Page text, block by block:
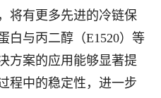
将有更多先进的冷链保
白与丙二醇（E1520）等
方案的应用能够显著提
程中的稳定性，进一步